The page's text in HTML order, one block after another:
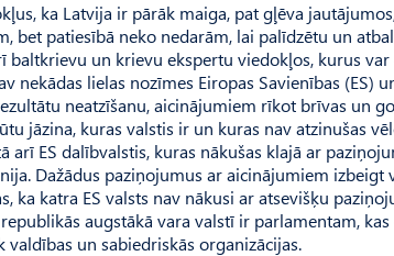
ka Latvija ir pārāk maiga, pat gļēva
bet patiesībā neko nedarām, lai palīdzētu un
un krievu ekspertu viedokļos, kurus
nekādas lielas nozīmes Eiropas Savienības (ES)
neatzīšanu, aicinājumiem rīkot brīvas un
jāzina, kuras valstis ir un kuras nav atzinušas
arī ES dalībvalstis, kuras nākušas klajā ar
Dažādus paziņojumus ar aicinājumiem
ka katra ES valsts nav nākusi ar atsevišķu
augstākā vara valstī ir parlamentam,
un sabiedriskās organizācijas.